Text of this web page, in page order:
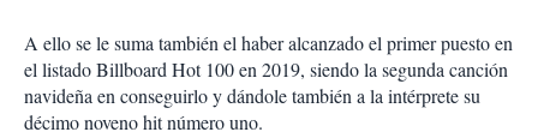
A ello se le suma también el haber alcanzado el primer puesto en
el listado Billboard Hot 100 en 2019, siendo la segunda canción
navideña en conseguirlo y dándole también a la intérprete su
décimo noveno hit número uno.